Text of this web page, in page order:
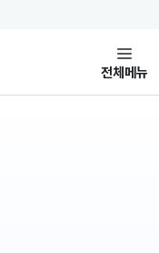
가기
플랫폼 로
전체메뉴